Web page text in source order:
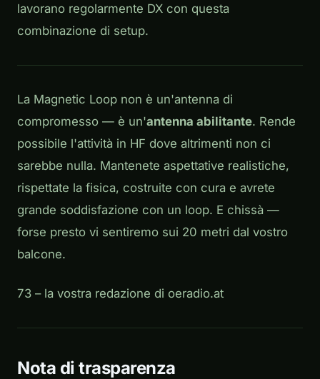
lavorano regolarmente DX con questa
combinazione di setup.
La Magnetic Loop non è un'antenna di
compromesso — è un'antenna abilitante. Rende
possibile l'attività in HF dove altrimenti non ci
sarebbe nulla. Mantenete aspettative realistiche,
rispettate la fisica, costruite con cura e avrete
grande soddisfazione con un loop. E chissà —
forse presto vi sentiremo sui 20 metri dal vostro
balcone.
73 – la vostra redazione di oeradio.at
Nota di trasparenza